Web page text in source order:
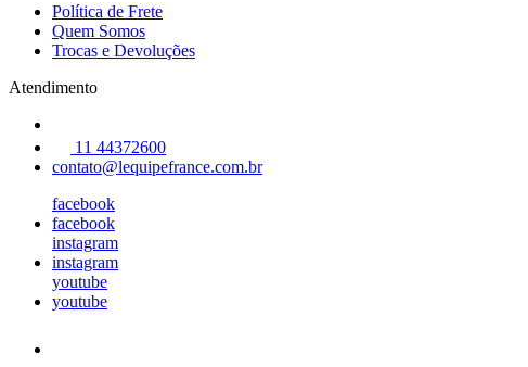
Política de Frete
Quem Somos
Trocas e Devoluções
Atendimento
11 44372600
contato@lequipefrance.com.br
facebook
facebook
instagram
instagram
youtube
youtube